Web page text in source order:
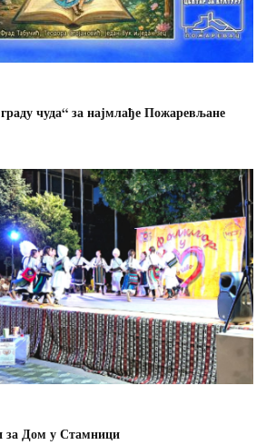
чуда“ за најмлађе Пожаревљане
за Дом у Стамници